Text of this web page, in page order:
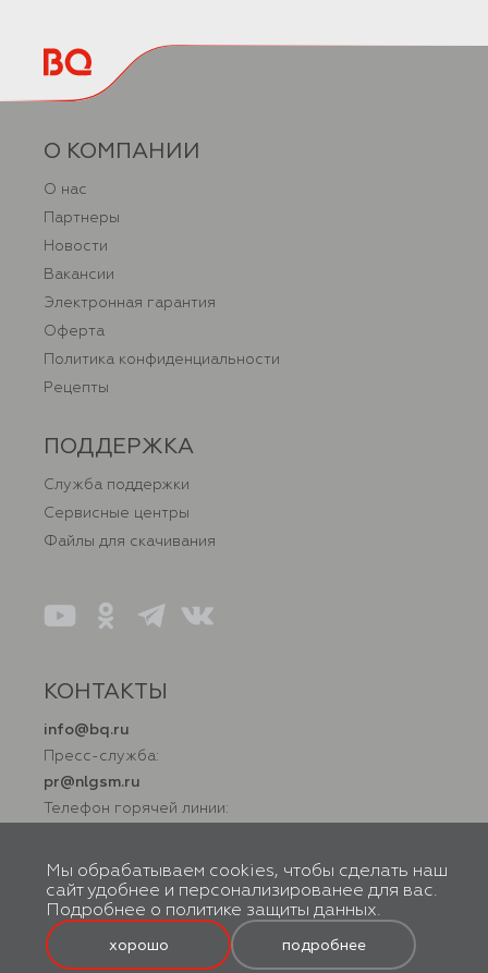
© BQ, 2026. Все права защищены. Правообладатель товарного знака
ООО «Новая Линия». 119602, г. Москва, вн. тер. г. Муниципальный
округ Тропарево-Никулино, ул. Академика Анохина, д. 38, к. 1, помещ.
2Н. Производство осуществляется по заказу ООО «Новая Линия».
О КОМПАНИИ
О нас
Партнеры
Новости
Вакансии
Электронная гарантия
Оферта
Политика конфиденциальности
Рецепты
ПОДДЕРЖКА
Служба поддержки
Сервисные центры
Файлы для скачивания
КОНТАКТЫ
info@bq.ru
Пресс-служба:
pr@nlgsm.ru
Телефон горячей линии:
Мы обрабатываем cookies, чтобы сделать наш
сайт удобнее и персонализированее для вас.
Подробнее о политике защиты данных.
хорошо подробнее